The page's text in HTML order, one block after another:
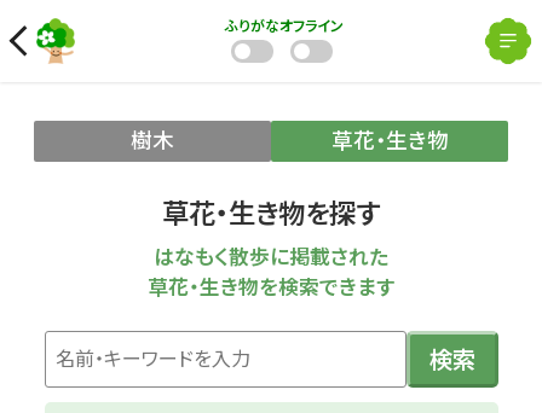
ふりがなオフライン
樹木 草花・生き物
草花・生き物を探す
はなもく散歩に掲載された
草花・生き物を検索できます
検索